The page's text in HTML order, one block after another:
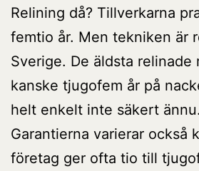
Relining då? Tillverkarna
femtio år. Men tekniken är
Sverige. De äldsta relinade
kanske tjugofem år på
helt enkelt inte säkert ännu.
Garantierna varierar också
företag ger ofta tio till